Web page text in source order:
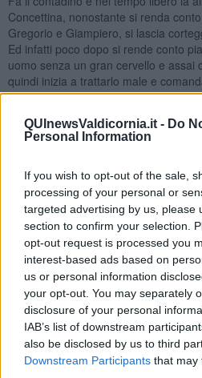
QUInewsValdicornia.it - Do
Personal Information
If you wish to opt-out of the sale,
processing of your personal or
targeted advertising by us, please
section to confirm your selection.
opt-out request is processed you
interest-based ads based on
us or personal information
your opt-out. You may separately
disclosure of your personal
IAB’s list of downstream
also be disclosed by us to third
Downstream Participants that may
Concettina, nonostante si renda conto
Gregorio e Giampiero, si lascia
Ed infatti poco dopo si rende conto
uomo senza un gran cervello e assai
quindi inizia a trattarlo male e
fosse il suo schiavetto.
In realtà vorrebbe troncare questa
chiuso il ristorante ma Giampiero
un problema, si rivolge puntualmente
darle una mano. In attesa del grande
sogni) sta ora in questa situazione
senza infamia e della donna che era,
Alla volte la maturità porta ad
lasciandosi condurre dal destino
timone. La domanda però sorge
accettazione o rassegnazione?
atteggiamenti molto diversi tra loro,
e continua ad aspettare che la
la realtà dei fatti, significa che sta
pretendere di cambiarla e questo le
progetti cercando le opzioni migliori.